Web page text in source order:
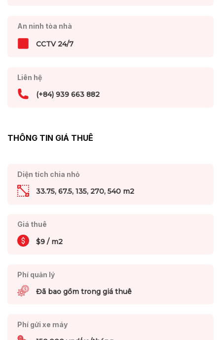
An ninh tòa nhà
CCTV 24/7
Liên hệ
(+84) 939 663 882
THÔNG TIN GIÁ THUÊ
Diện tích chia nhỏ
33.75, 67.5, 135, 270, 540 m2
Giá thuê
$9 / m2
Phí quản lý
Đã bao gồm trong giá thuê
Phí gửi xe máy